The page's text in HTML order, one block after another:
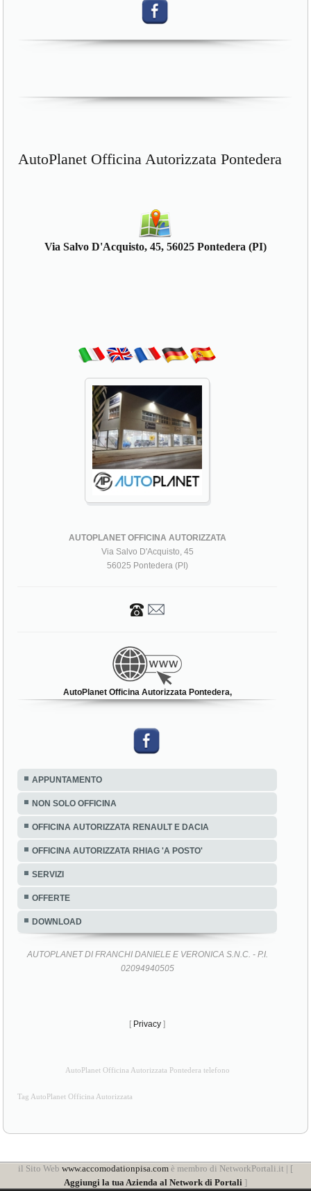
AutoPlanet Officina Autorizzata Pontedera
Via Salvo D'Acquisto, 45, 56025 Pontedera (PI)
AUTOPLANET OFFICINA AUTORIZZATA
Via Salvo D'Acquisto, 45
56025 Pontedera (PI)
AutoPlanet Officina Autorizzata Pontedera,
APPUNTAMENTO
NON SOLO OFFICINA
OFFICINA AUTORIZZATA RENAULT E DACIA
OFFICINA AUTORIZZATA RHIAG 'A POSTO'
SERVIZI
OFFERTE
DOWNLOAD
AUTOPLANET DI FRANCHI DANIELE E VERONICA S.N.C. - P.I.
02094940505
[ Privacy ]
AutoPlanet Officina Autorizzata Pontedera telefono
Tag AutoPlanet Officina Autorizzata
il Sito Web www.accomodationpisa.com è membro di NetworkPortali.it | [
Aggiungi la tua Azienda al Network di Portali ]